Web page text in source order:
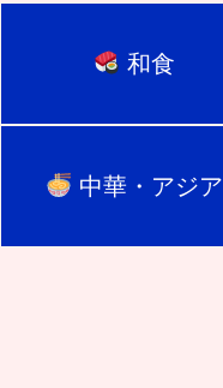
和食
中華・アジア